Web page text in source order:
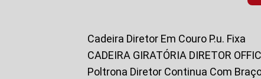
Cadeira Diretor Em Couro P.u. Fixa
CADEIRA GIRATÓRIA DIRETOR
Poltrona Diretor Continua Com